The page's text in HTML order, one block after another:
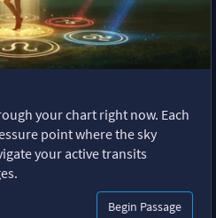
your chart right now. Each
point where the sky
your active transits
Begin Passage